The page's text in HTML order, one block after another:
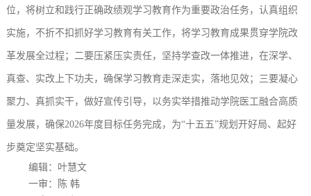
位，将树立和践行正确政绩观学习教育作为重要政治任务， 认真组织
实施， 不折不扣抓好学习教育有关工作，将学习教育成果贯穿学院改
革发展全过程；二要压紧压实责任，坚持学查改一体推进，在深学、
真查、实改上下功夫 ， 确保学习教育走深走实，落地见效；三要凝心
聚力、真抓实干， 做好宣传引导， 以务实举措推动学院医工融合高质
量发展，确保2026年度目标任务完成，为“十五五”规划 开好局、起好
步奠定坚实基础。
编辑：叶慧文
一审：陈 韩